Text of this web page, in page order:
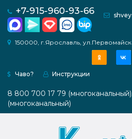
с увеличенным
Модульные платформы
Комфорт PRO 1
Комфорт PRO 2
Веерная система ТВИСТ
ШКАФЫ
Системы хранения
Мебель для вязальной
Раскройные столы
+7-915-960-93-66
150000, г.Ярославль,
Чаво? Инструкции
8 800 700 17 79
(многоканальный)
О
Каталог
Как
купить